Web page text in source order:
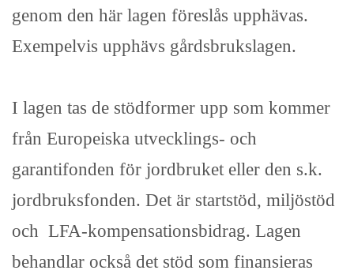
genom den här lagen föreslås upphävas.
Exempelvis upphävs gårdsbrukslagen.
I lagen tas de stödformer upp som kommer
från Europeiska utvecklings- och
garantifonden för jordbruket eller den s.k.
jordbruksfonden. Det är startstöd, miljöstöd
och LFA-kompensationsbidrag. Lagen
behandlar också det stöd som finansieras